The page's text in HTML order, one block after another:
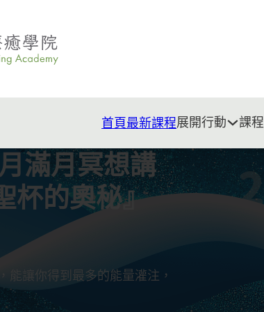
首頁最新課程展開行動 課程
滿月冥想講
杯的奧秘』
能讓你得到最多的能量灌注，